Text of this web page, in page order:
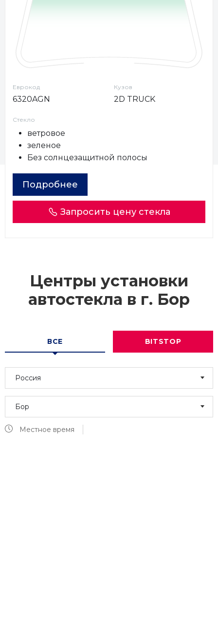
Еврокод
6320AGN
Кузов
2D TRUCK
Стекло
ветровое
зеленое
Без солнцезащитной полосы
Подробнее
Запросить цену стекла
Центры установки
автостекла в г. Бор
ВСЕ BITSTOP
Россия
Бор
Местное время